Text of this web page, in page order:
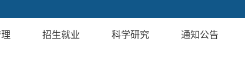
招生就业 科学研究 通知公告